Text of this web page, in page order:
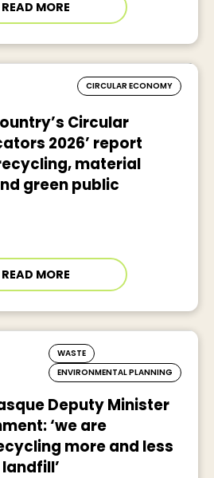
READ MORE
CIRCULAR ECONOMY
Circular
2026’ report
material
green public
READ MORE
WASTE
ENVIRONMENTAL PLANNING
Deputy Minister
‘we are
more and less